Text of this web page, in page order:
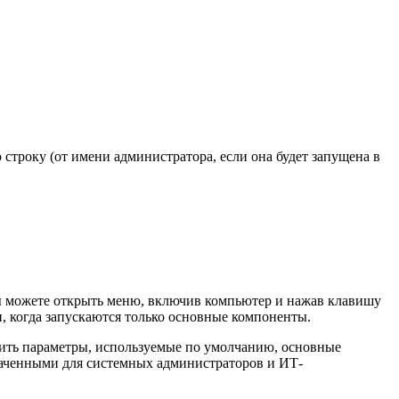
(от имени администратора, если она будет запущена в
можете открыть меню, включив компьютер и нажав клавишу
запускаются только основные компоненты.
параметры, используемые по умолчанию, основные
для системных администраторов и ИТ-